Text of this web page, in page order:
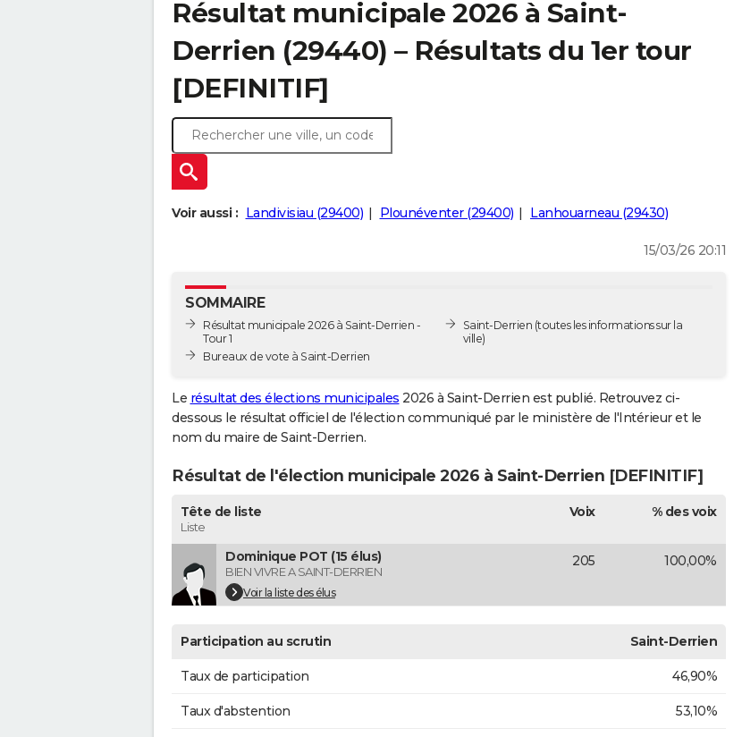
Résultat municipale 2026 à Saint-
Derrien (29440) – Résultats du 1er tour
[DEFINITIF]
Voir aussi : Landivisiau (29400) Plounéventer (29400) Lanhouarneau (29430)
15/03/26 20:11
SOMMAIRE
Résultat municipale 2026 à Saint-Derrien -
Tour 1
Bureaux de vote à Saint-Derrien
Saint-Derrien (toutes les informations sur la
ville)
Le résultat des élections municipales 2026 à Saint-Derrien est publié. Retrouvez ci-
dessous le résultat officiel de l'élection communiqué par le ministère de l'Intérieur et le
nom du maire de Saint-Derrien.
Résultat de l'élection municipale 2026 à Saint-Derrien [DEFINITIF]
Tête de liste
Liste
Voix % des voix
Dominique POT (15 élus)
BIEN VIVRE A SAINT-DERRIEN
Voir la liste des élus
205 100,00%
Participation au scrutin Saint-Derrien
Taux de participation 46,90%
Taux d'abstention 53,10%